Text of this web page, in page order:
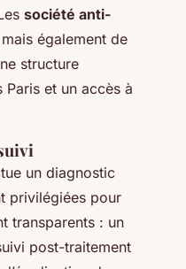
société anti-
également de
structure
et un accès à
un diagnostic
privilégiées pour
transparents : un
post-traitement